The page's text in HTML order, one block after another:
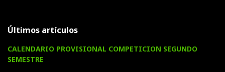
Últimos artículos
CALENDARIO PROVISIONAL COMPETICION SEGUNDO
SEMESTRE